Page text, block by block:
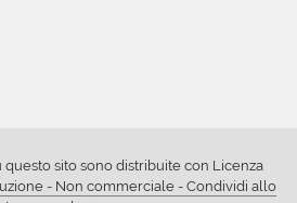
sito sono distribuite con Licenza
- Non commerciale - Condividi allo